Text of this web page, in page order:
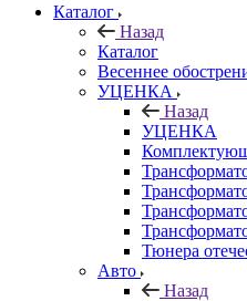
Каталог
Назад
Каталог
Весеннее
УЦЕНКА
Назад
УЦЕНКА
Тюнера
Авто
Назад